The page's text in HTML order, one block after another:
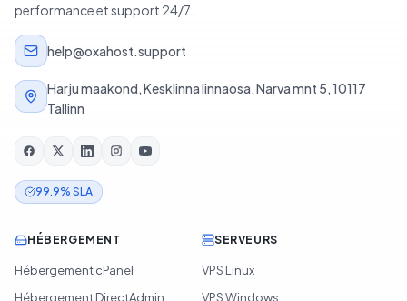
performance et support 24/7.
help@oxahost.support
Harju maakond, Kesklinna linnaosa, Narva mnt 5, 10117
Tallinn
99.9% SLA
HÉBERGEMENT
Hébergement cPanel
Hébergement DirectAdmin
SERVEURS
VPS Linux
VPS Windows